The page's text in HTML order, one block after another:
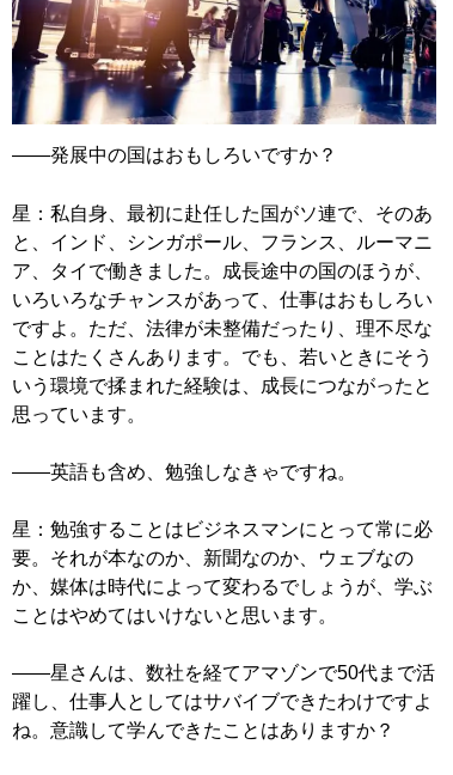
――発展中の国はおもしろいですか？
星：私自身、最初に赴任した国がソ連で、そのあ
と、インド、シンガポール、フランス、ルーマニ
ア、タイで働きました。成長途中の国のほうが、
いろいろなチャンスがあって、仕事はおもしろい
ですよ。ただ、法律が未整備だったり、理不尽な
ことはたくさんあります。でも、若いときにそう
いう環境で揉まれた経験は、成長につながったと
思っています。
――英語も含め、勉強しなきゃですね。
星：勉強することはビジネスマンにとって常に必
要。それが本なのか、新聞なのか、ウェブなの
か、媒体は時代によって変わるでしょうが、学ぶ
ことはやめてはいけないと思います。
――星さんは、数社を経てアマゾンで50代まで活
躍し、仕事人としてはサバイブできたわけですよ
ね。意識して学んできたことはありますか？